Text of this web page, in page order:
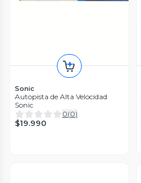
Sonic
Autopista de Alta Velocidad
Sonic
0(0)
$19.990